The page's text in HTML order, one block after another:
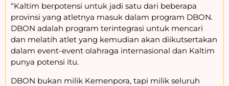
“Kaltim berpotensi untuk jadi satu dari beberapa
provinsi yang atletnya masuk dalam program DBON.
DBON adalah program terintegrasi untuk mencari
dan melatih atlet yang kemudian akan diikutsertakan
dalam event-event olahraga internasional dan Kaltim
punya potensi itu.
DBON bukan milik Kemenpora, tapi milik seluruh